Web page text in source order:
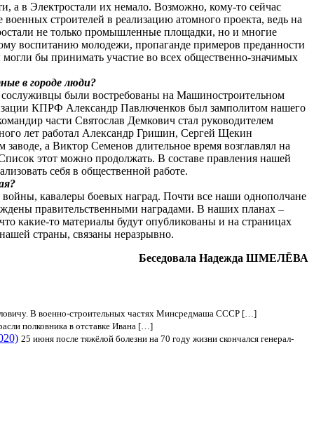
а в Электростали их немало. Возможно, кому-то сейчас
строителей в реализацию атомного проекта, ведь на
не только промышленные площадки, но и многие
воспитанию молодежи, пропаганде примеров преданности
бы принимать участие во всех общественно-значимых
в городе люди?
были востребованы на Машиностроительном
КПРФ Александр Павлюченков был замполитом нашего
части Святослав Демкович стал руководителем
лет работал Александр Гришин, Сергей Щекин
а Виктор Семенов длительное время возглавлял на
этот можно продолжать. В составе правления нашей
себя в общественной работе.
кавалеры боевых наград. Почти все наши однополчане
правительственными наградами. В наших планах –
какие-то материалы будут опубликованы и на страницах
страны, связаны неразрывно.
Беседовала Надежда ШМЕЛЁВА
В военно-строительных частях Минсредмаша СССР […]
полковника в отставке Ивана […]
25 июня после тяжёлой болезни на 70 году жизни скончался генерал-